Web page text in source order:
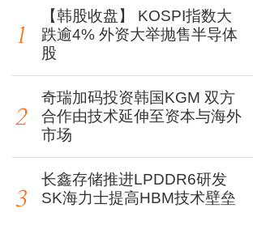
【韩股收盘】 KOSPI指数大
跌逾4% 外资大举抛售半导体
股
奇瑞加码投资韩国KGM 双方
合作由技术延伸至资本与海外
市场
长鑫存储推进LPDDR6研发
SK海力士提高HBM技术壁垒